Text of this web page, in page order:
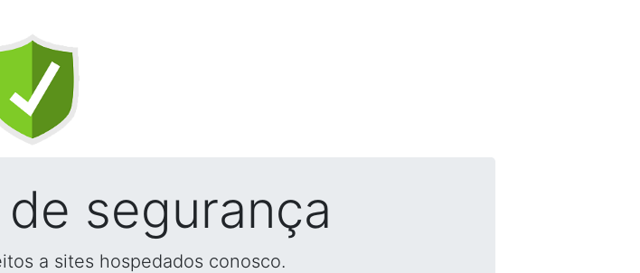
segurança
a sites hospedados conosco.